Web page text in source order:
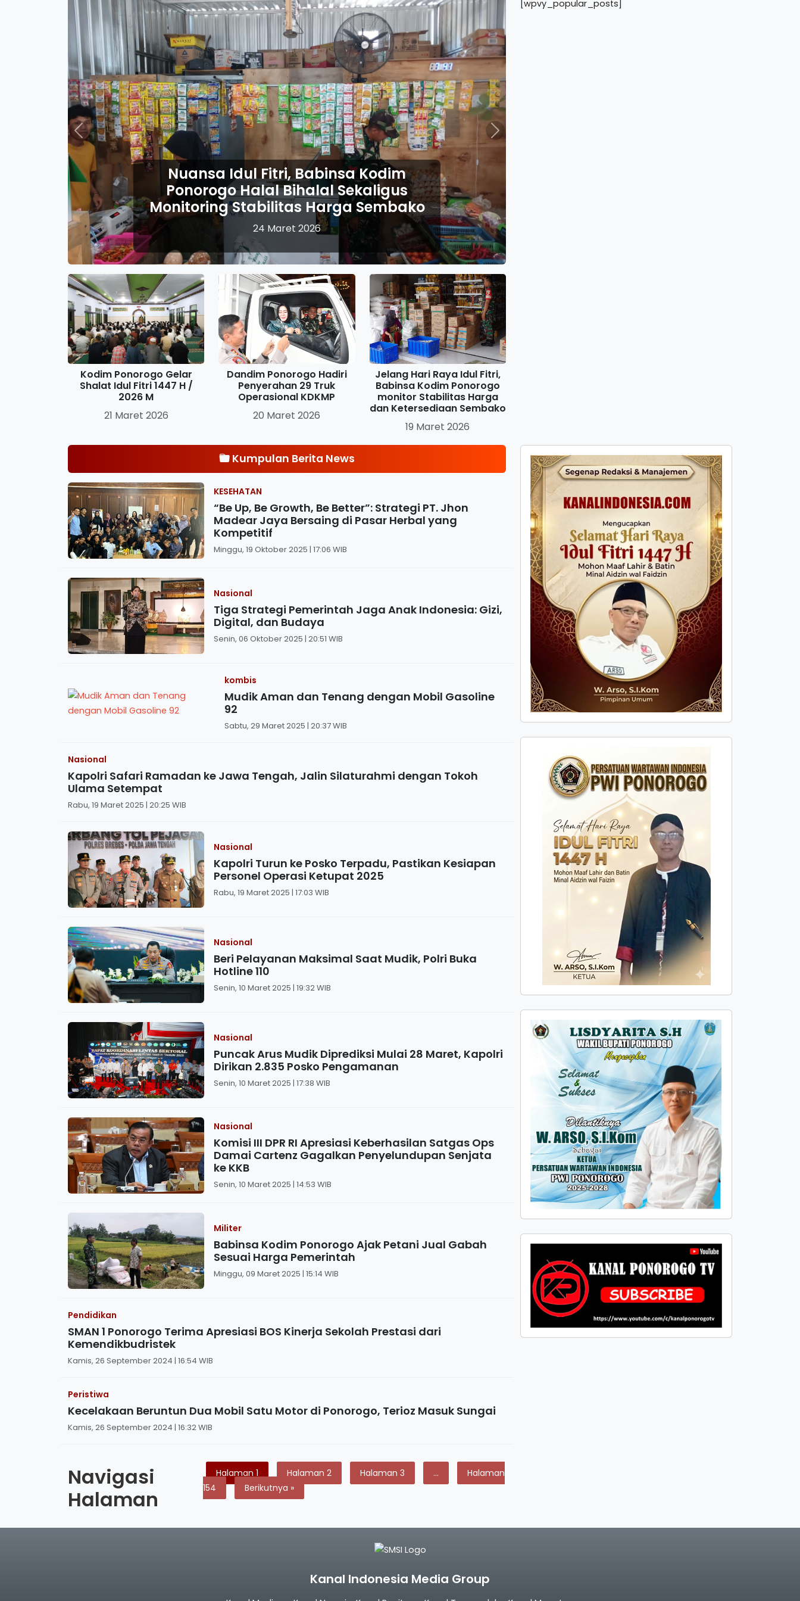
Idul Fitri 1447 H, Anggota Kodim
Ponorogo Perkuat Pengamanan dan
Pelayanan Ketupat Semeru 2026
23 Maret 2026
Previous Next
Kodim Ponorogo Gelar
Shalat Idul Fitri 1447 H /
2026 M
21 Maret 2026
Dandim Ponorogo Hadiri
Penyerahan 29 Truk
Operasional KDKMP
20 Maret 2026
Jelang Hari Raya Idul Fitri,
Babinsa Kodim Ponorogo
monitor Stabilitas Harga
dan Ketersediaan Sembako
19 Maret 2026
[wpvy_popular_posts]
Kumpulan Berita News
KESEHATAN
“Be Up, Be Growth, Be Better”: Strategi PT. Jhon
Madear Jaya Bersaing di Pasar Herbal yang
Kompetitif
Minggu, 19 Oktober 2025 | 17:06 WIB
Nasional
Tiga Strategi Pemerintah Jaga Anak Indonesia: Gizi,
Digital, dan Budaya
Senin, 06 Oktober 2025 | 20:51 WIB
kombis
Mudik Aman dan Tenang dengan Mobil Gasoline
92
Sabtu, 29 Maret 2025 | 20:37 WIB
Nasional
Kapolri Safari Ramadan ke Jawa Tengah, Jalin Silaturahmi dengan Tokoh
Ulama Setempat
Rabu, 19 Maret 2025 | 20:25 WIB
Nasional
Kapolri Turun ke Posko Terpadu, Pastikan Kesiapan
Personel Operasi Ketupat 2025
Rabu, 19 Maret 2025 | 17:03 WIB
Nasional
Beri Pelayanan Maksimal Saat Mudik, Polri Buka
Hotline 110
Senin, 10 Maret 2025 | 19:32 WIB
Nasional
Puncak Arus Mudik Diprediksi Mulai 28 Maret, Kapolri
Dirikan 2.835 Posko Pengamanan
Senin, 10 Maret 2025 | 17:38 WIB
Nasional
Komisi III DPR RI Apresiasi Keberhasilan Satgas Ops
Damai Cartenz Gagalkan Penyelundupan Senjata
ke KKB
Senin, 10 Maret 2025 | 14:53 WIB
Militer
Babinsa Kodim Ponorogo Ajak Petani Jual Gabah
Sesuai Harga Pemerintah
Minggu, 09 Maret 2025 | 15:14 WIB
Pendidikan
SMAN 1 Ponorogo Terima Apresiasi BOS Kinerja Sekolah Prestasi dari
Kemendikbudristek
Kamis, 26 September 2024 | 16:54 WIB
Peristiwa
Kecelakaan Beruntun Dua Mobil Satu Motor di Ponorogo, Terioz Masuk Sungai
Kamis, 26 September 2024 | 16:32 WIB
Navigasi
Halaman
Halaman1 Halaman2 Halaman3 …
Halaman
154
Berikutnya »
Kanal Indonesia Media Group